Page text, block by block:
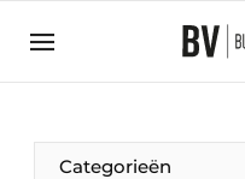
Bedrijven
Categorieën